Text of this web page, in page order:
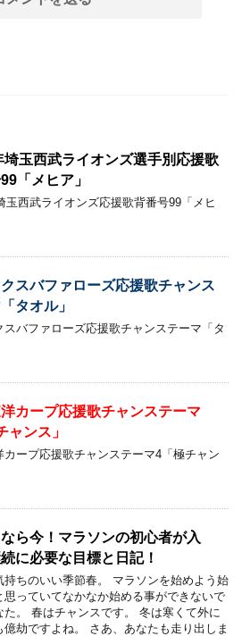
埼玉西武ライオンズ選手別応援歌
「メヒア」
玉西武ライオンズ応援歌背番号99「メヒ
スバファローズ応援歌チャンス
タオル」
スバファローズ応援歌チャンステーマ「タ
カープ応援歌チャンステーマ
ャンス」
カープ応援歌チャンステーマ4「極チャン
ら今！マラソンの初心者が入
に必要な目標と日記！
持ちのいい季節春。 マラソンを始めよう始
思っていてなかなか始める事ができないで
た。 春はチャンスです。 冬は寒くて外に
億劫ですよね。 さあ、あなたも走り出しま